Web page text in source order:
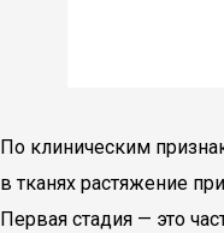
По клиническим
в тканях растяжение
Первая стадия — это